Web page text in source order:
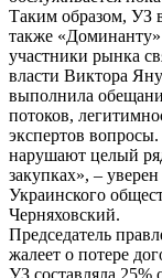
Таким образом, УЗ
также
участники рынка
власти Виктора
выполнила
потоков,
экспертов
нарушают целый
закупках», –
Украинского
Черняховский.
Председатель
жалеет о потере
УЗ составляла